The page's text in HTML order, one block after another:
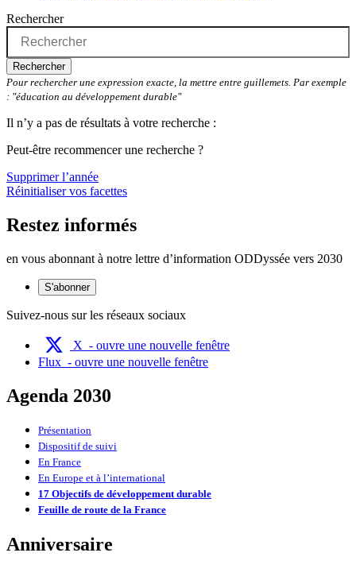
Rechercher
Rechercher
Pour rechercher une expression exacte, la mettre entre guillemets. Par exemple
: "éducation au développement durable"
Il n’y a pas de résultats à votre recherche :
Peut-être recommencer une recherche ?
Supprimer l’année
Réinitialiser vos facettes
Restez informés
en vous abonnant à notre lettre d’information ODDyssée vers 2030
S'abonner
Suivez-nous sur les réseaux sociaux
X - ouvre une nouvelle fenêtre
Flux - ouvre une nouvelle fenêtre
Agenda 2030
Présentation
Dispositif de suivi
En France
En Europe et à l’international
17 Objectifs de développement durable
Feuille de route de la France
Anniversaire